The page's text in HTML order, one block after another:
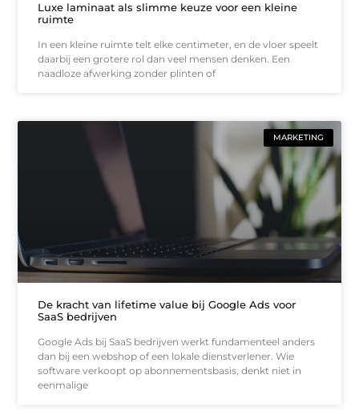
Luxe laminaat als slimme keuze voor een kleine
ruimte
In een kleine ruimte telt elke centimeter, en de vloer speelt
daarbij een grotere rol dan veel mensen denken. Een
naadloze afwerking zonder plinten of
MARKETING
De kracht van lifetime value bij Google Ads voor
SaaS bedrijven
Google Ads bij SaaS bedrijven werkt fundamenteel anders
dan bij een webshop of een lokale dienstverlener. Wie
software verkoopt op abonnementsbasis, denkt niet in
eenmalige